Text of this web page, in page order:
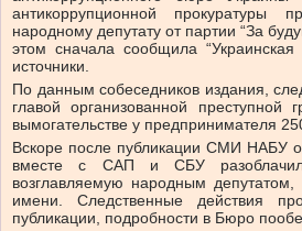
антикоррупционной
народному депутату от партии “За
этом сначала сообщила
источники.
По данным собеседников издания,
главой организованной преступной
вымогательстве у предпринимателя
Вскоре после публикации СМИ НАБУ
вместе с САП и СБУ
возглавляемую народным
имени. Следственные действия
публикации, подробности в Бюро